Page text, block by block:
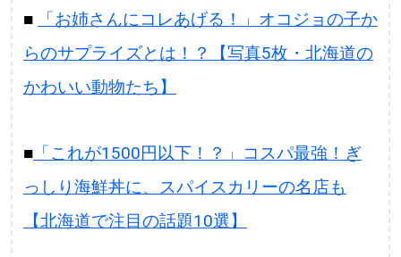
■
「お姉さんにコレあげる！」オコジョの子か
らのサプライズとは！？【写真5枚・北海道の
かわいい動物たち】
■「これが1500円以下！？」コスパ最強！ぎ
っしり海鮮丼に、スパイスカリーの名店も
【北海道で注目の話題10選】